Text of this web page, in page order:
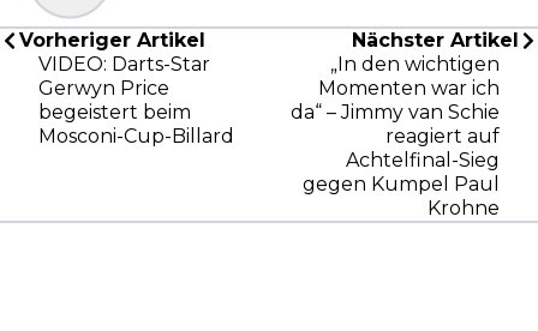
Vorheriger Artikel
VIDEO: Darts-Star
Gerwyn Price
begeistert beim
Mosconi-Cup-Billard
Nächster Artikel
„In den wichtigen
Momenten war ich
da“ – Jimmy van Schie
reagiert auf
Achtelfinal-Sieg
gegen Kumpel Paul
Krohne